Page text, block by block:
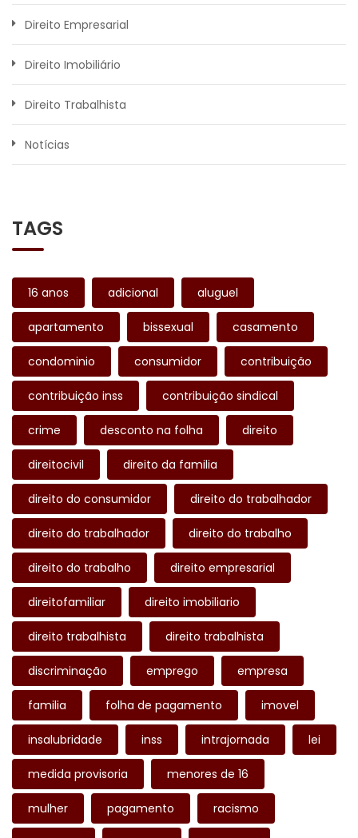
Direito Empresarial
Direito Imobiliário
Direito Trabalhista
Notícias
TAGS
16 anos adicional aluguel
apartamento bissexual casamento
condominio consumidor contribuição
contribuição inss contribuição sindical
crime desconto na folha direito
direitocivil direito da familia
direito do consumidor direito do trabalhador
direito do trabalhador direito do trabalho
direito do trabalho direito empresarial
direitofamiliar direito imobiliario
direito trabalhista direito trabalhista
discriminação emprego empresa
familia folha de pagamento imovel
insalubridade inss intrajornada lei
medida provisoria menores de 16
mulher pagamento racismo